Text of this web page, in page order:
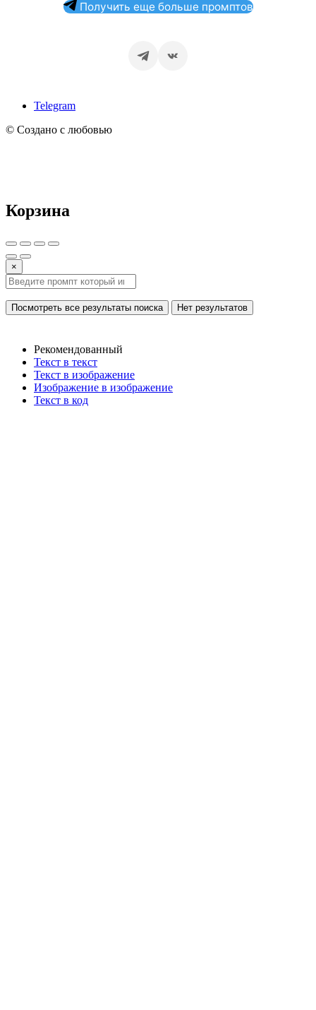
Получить еще больше промптов
Telegram
© Создано с любовью
Корзина
×
Посмотреть все результаты поиска Нет результатов
Рекомендованный
Текст в текст
Текст в изображение
Изображение в изображение
Текст в код